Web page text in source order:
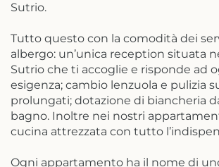
Sutrio.
Tutto questo con la comodità dei
albergo: un’unica reception situata
Sutrio che ti accoglie e risponde ad
esigenza; cambio lenzuola e pulizia
prolungati; dotazione di biancheria
bagno. Inoltre nei nostri
cucina attrezzata con tutto
Ogni appartamento ha il nome di